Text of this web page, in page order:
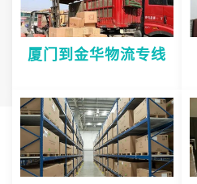
厦门到金华物流专线